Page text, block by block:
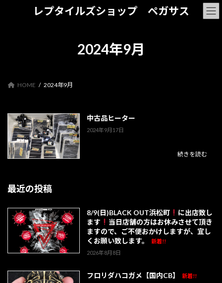
レプタイルズショップ ペガサス
2024年9月
HOME 2024年9月
中古品ヒーター
2024年9月17日
続きを読む
最近の投稿
8/9(日)BLACK OUT浜松町
に出店致し
ます
当日店舗の方はお休みさせて頂き
ますので、ご不便おかけしますが、宜し
くお願い致します。
新着!!
2026年8月8日
フロリダハコガメ【国内CB】
新着!!